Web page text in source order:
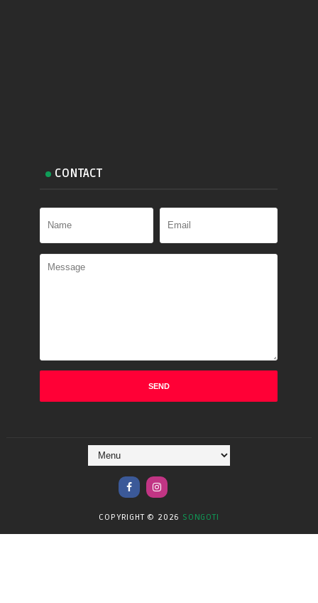
CONTACT
COPYRIGHT © 2026 SONGOTI